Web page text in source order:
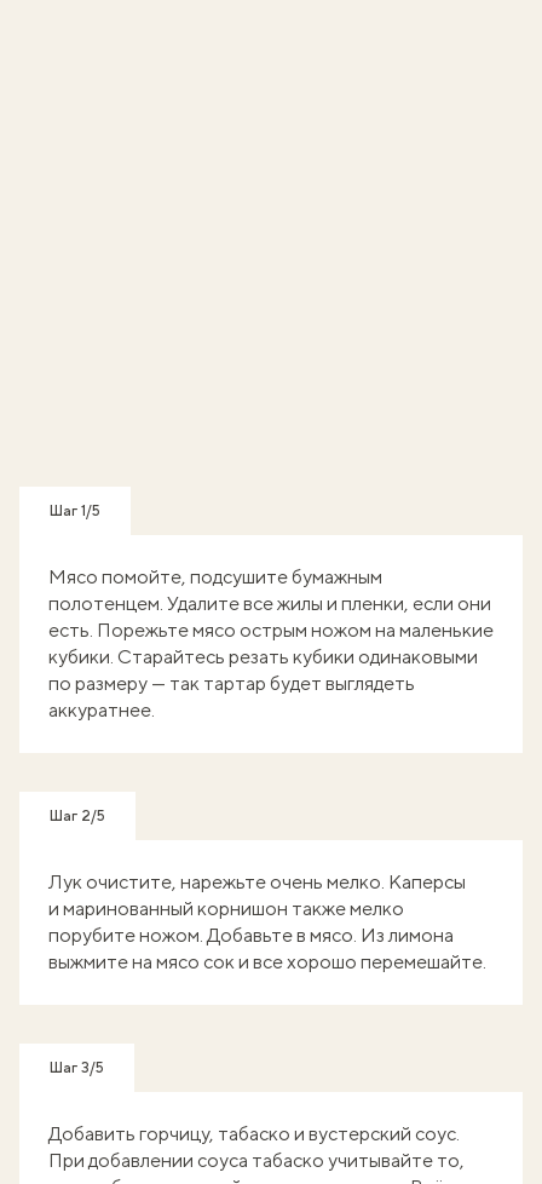
Шаг 1/5
Мясо помойте, подсушите бумажным
полотенцем. Удалите все жилы и пленки, если они
есть. Порежьте мясо острым ножом на маленькие
кубики. Старайтесь резать кубики одинаковыми
по размеру — так тартар будет выглядеть
аккуратнее.
Шаг 2/5
Лук очистите, нарежьте очень мелко. Каперсы
и маринованный корнишон также мелко
порубите ножом. Добавьте в мясо. Из лимона
выжмите на мясо сок и все хорошо перемешайте.
Шаг 3/5
Добавить горчицу, табаско и вустерский соус.
При добавлении соуса табаско учитывайте то,